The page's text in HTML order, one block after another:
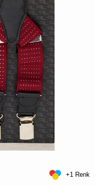
+1 Renk